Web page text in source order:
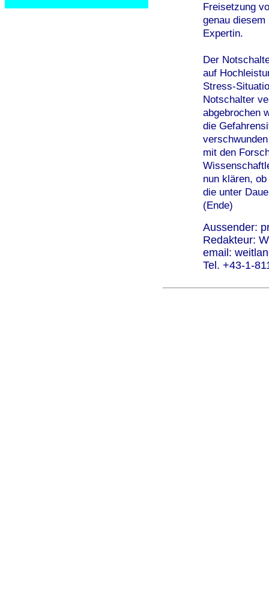
Freisetzung
genau
Expertin.
Der
auf
Stress-
Notschalter
abgebrochen
die
mit den
nun klären,
die unter
(Ende)
Aussender:
Redakteur:
email:
Tel. +43-1-